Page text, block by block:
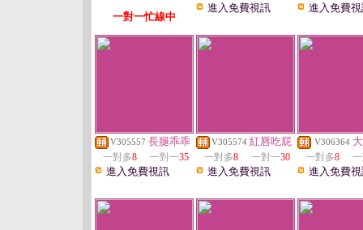
一對一忙線中
進入免費視訊 進入免費
V305557 長腿乖乖
一對多8 一對一35
進入免費視訊
V305574 紅唇吃屁
一對多8 一對一30
進入免費視訊
V306364
一對多8
進入免費